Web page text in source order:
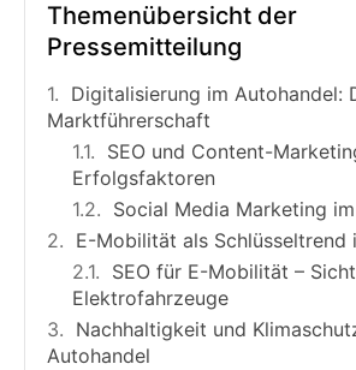
Themenübersicht der
Pressemitteilung
Digitalisierung im Autohandel:
Marktführerschaft
SEO und Content-
Erfolgsfaktoren
Social Media Marketing
E-Mobilität als Schlüsseltrend
SEO für E-Mobilität –
Elektrofahrzeuge
Nachhaltigkeit und
Autohandel